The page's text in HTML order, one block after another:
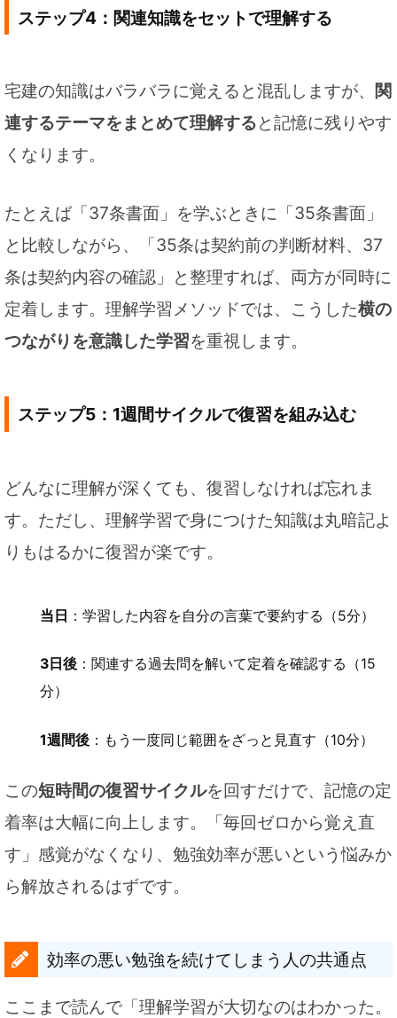
ステップ4：関連知識をセットで理解する
宅建の知識はバラバラに覚えると混乱しますが、 関
連するテーマをまとめて理解すると記憶に残りやす
くなります。
たとえば「37条書面」を学ぶときに「35条書面」
と比較しながら、「35条は契約前の判断材料、37
条は契約内容の確認」と整理すれば、両方が同時に
定着します。理解学習メソッドでは、こうした横の
つながりを意識した学習を重視します。
ステップ5：1週間サイクルで復習を組み込む
どんなに理解が深くても、復習しなければ忘れま
す。ただし、理解学習で身につけた知識は丸暗記よ
りもはるかに復習が楽です。
当日 ：学習した内容を自分の言葉で要約する（5分）
3日後：関連する過去問を解いて定着を確認する（15
分）
1週間後：もう一度同じ範囲をざっと見直す（10分）
この短時間の復習サイクルを回すだけで、記憶の定
着率は大幅に向上します。「毎回ゼロから覚え直
す」感覚がなくなり、勉強効率が悪いという悩みか
ら解放されるはずです。
効率の悪い勉強を続けてしまう人の共通点
ここまで読んで「理解学習が大切なのはわかった。